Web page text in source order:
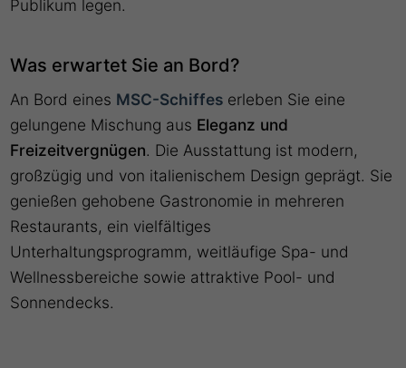
Publikum legen.
Was erwartet Sie an Bord?
An Bord eines MSC-Schiffes erleben Sie eine
gelungene Mischung aus Eleganz und
Freizeitvergnügen. Die Ausstattung ist modern,
großzügig und von italienischem Design geprägt. Sie
genießen gehobene Gastronomie in mehreren
Restaurants, ein vielfältiges
Unterhaltungsprogramm, weitläufige Spa- und
Wellnessbereiche sowie attraktive Pool- und
Sonnendecks.